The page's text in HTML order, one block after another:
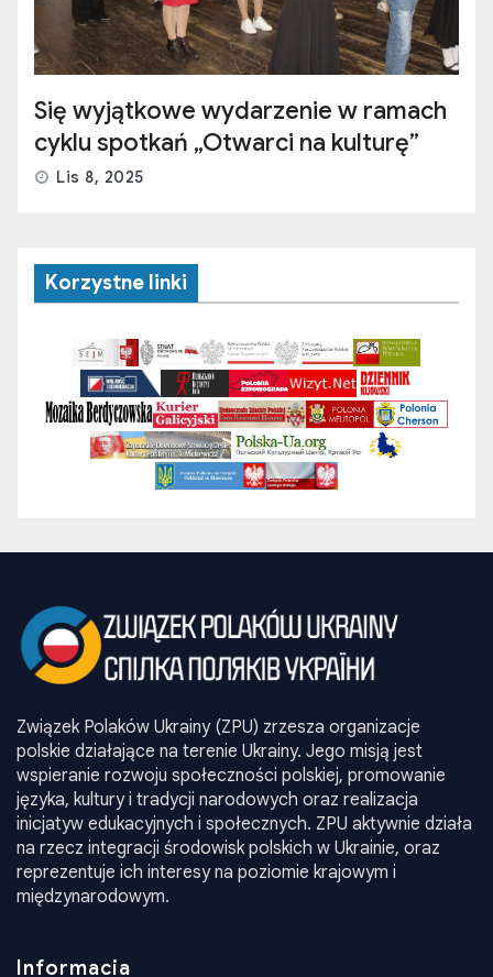
Się wyjątkowe wydarzenie w ramach
cyklu spotkań „Otwarci na kulturę”
Lis 8, 2025
Korzystne linki
Związek Polaków Ukrainy (ZPU) zrzesza organizacje
polskie działające na terenie Ukrainy. Jego misją jest
wspieranie rozwoju społeczności polskiej, promowanie
języka, kultury i tradycji narodowych oraz realizacja
inicjatyw edukacyjnych i społecznych. ZPU aktywnie działa
na rzecz integracji środowisk polskich w Ukrainie, oraz
reprezentuje ich interesy na poziomie krajowym i
międzynarodowym.
Informacia